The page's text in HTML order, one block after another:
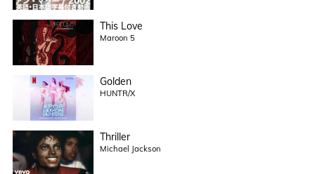
This Love
Maroon 5
Golden
HUNTR/X
Thriller
Michael Jackson